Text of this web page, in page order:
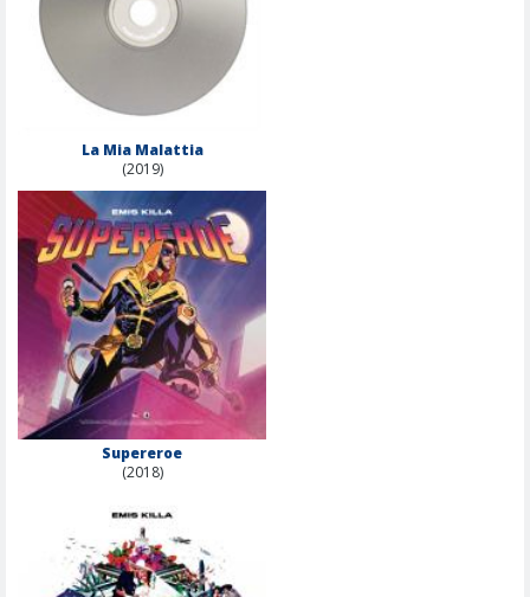
La Mia Malattia
(2019)
Supereroe
(2018)